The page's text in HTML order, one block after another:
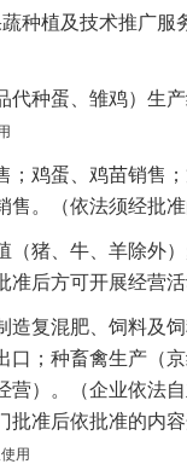
种植及技术推广服
代种蛋、雏鸡）生
；鸡蛋、鸡苗销售
售。（依法须经批
（猪、牛、羊除外
准后方可开展经营
造复混肥、饲料及
口；种畜禽生产（
营）。（企业依法
批准后依批准的内
使用